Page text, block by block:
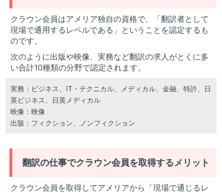
クラウン会員はアメリア独自の資格で、「翻訳者として
現場で通用するレベルである」ということを認定するも
のです。
次のように出版や映像、実務など翻訳の求人がとくに多
い合計10種類の分野で認定されます。
実務：ビジネス、IT・テクニカル、メディカル、金融、特許、日
英ビジネス、日英メディカル
映像：映像
出版：フィクション、ノンフィクション
翻訳の仕事でクラウン会員を取得するメリット
クラウン会員を取得してアメリアから「現場で通じるレ